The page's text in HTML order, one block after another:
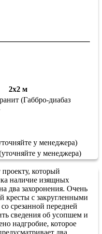
2х2 м
(Габбро-диабаз
у менеджера)
у менеджера)
который
наличие изящных
два захоронения. Очень
кресты с закругленными
срезанной передней
сведения об усопшем и
надгробие, которое